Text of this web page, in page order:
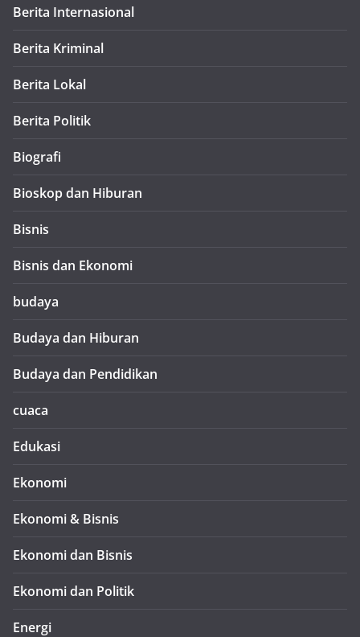
Berita Internasional
Berita Kriminal
Berita Lokal
Berita Politik
Biografi
Bioskop dan Hiburan
Bisnis
Bisnis dan Ekonomi
budaya
Budaya dan Hiburan
Budaya dan Pendidikan
cuaca
Edukasi
Ekonomi
Ekonomi & Bisnis
Ekonomi dan Bisnis
Ekonomi dan Politik
Energi